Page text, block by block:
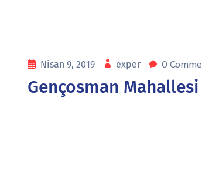
Nisan 9, 2019 exper 0
Gençosman